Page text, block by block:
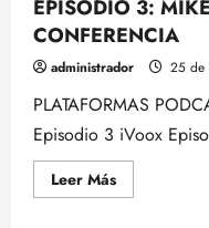
EPISODIO 3:
CONFERENCIA
administrador 25 de
PLATAFORMAS
Episodio 3 iVoox
Leer MásLeer
más